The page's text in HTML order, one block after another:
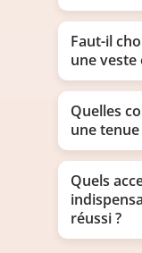
Faut-il
une veste
Quelles
une tenue
Quels
réussi ?